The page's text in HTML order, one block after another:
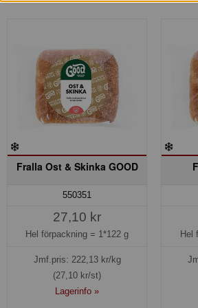
Fralla Ost & Skinka GOOD
550351
27,10 kr
Hel förpackning = 1*122 g
Jmf.pris: 222,13kr/kg
(27,10 kr/st)
Lagerinfo »
Hel